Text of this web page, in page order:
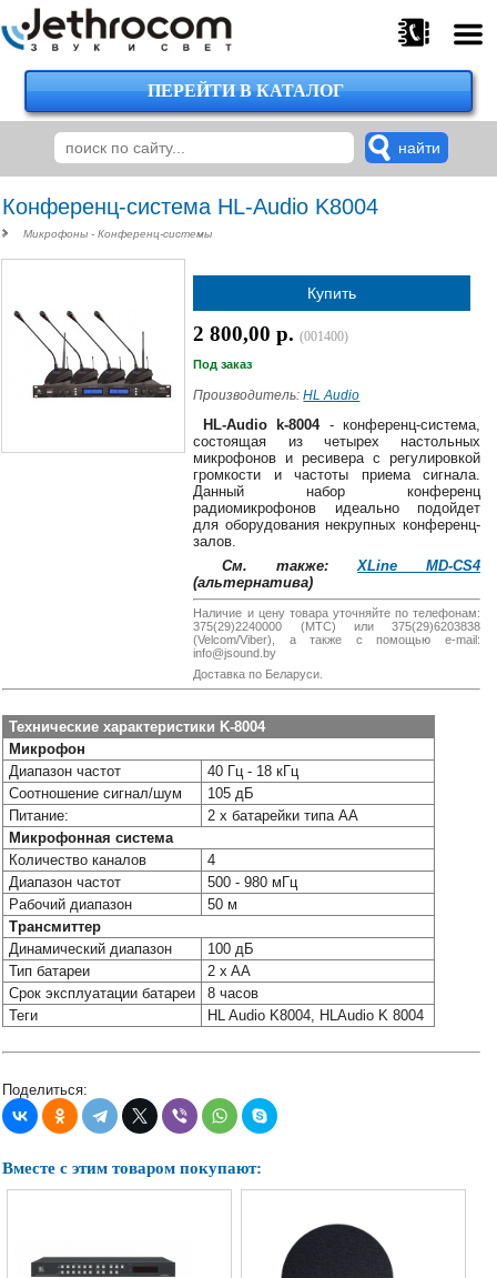
375
224-
00-
375
29
620-
38-
38
8
0162
25-
38
Наши
группы
в
ПЕРЕЙТИ В КАТАЛОГ
Конференц-система HL-Audio K8004
Микрофоны - Конференц-системы
Купить
2 800,00 р.(001400)
Под заказ
Производитель:HL Audio
HL-Audio k-8004- конференц-система,
состоящая из четырех настольных
микрофонов и ресивера с регулировкой
громкости и частоты приема сигнала.
Данный набор конференц
радиомикрофонов идеально подойдет
для оборудования некрупных конференц-
залов.
См. также:XLine MD-CS4
(альтернатива)
Наличие и цену товара уточняйте по телефонам:
375(29)2240000 (МТС) или 375(29)6203838
(Velcom/Viber), а также с помощью e-mail:
info@jsound.by
Доставка по Беларуси.
Технические характеристики K-8004
Микрофон
Диапазон частот
40 Гц - 18 кГц
Соотношение сигнал/шум
105 дБ
Питание:
2 x батарейки типа АА
Микрофонная система
Количество каналов
4
Диапазон частот
500 - 980 мГц
Рабочий диапазон
50 м
Трансмиттер
Динамический диапазон
100 дБ
Тип батареи
2 x AA
Срок эксплуатации батареи
8 часов
Теги
HL Audio K8004, HLAudio K 8004
Поделиться:
Вместе с этим товаром покупают: